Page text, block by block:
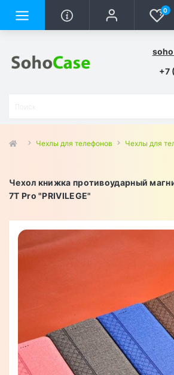
0
+7
Чехлы для телефонов Чехлы для
Чехол книжка противоударный
7T Pro "PRIVILEGE"